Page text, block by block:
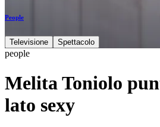
People
Televisione Spettacolo
people
Melita Toniolo
lato sexy